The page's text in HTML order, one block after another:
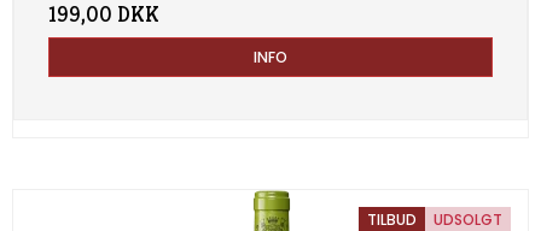
199,00 DKK
INFO
TILBUD UDSOLGT